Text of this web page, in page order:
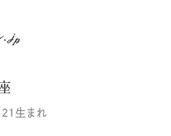
生まれ